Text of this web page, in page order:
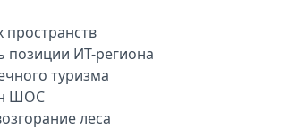
пространств
позиции ИТ-региона
туризма
ШОС
леса